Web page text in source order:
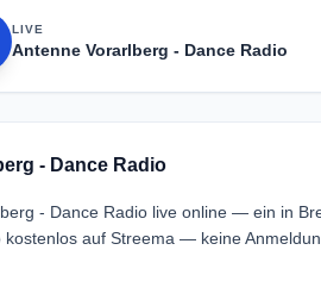
LIVE
Antenne Vorarlberg - Dance Radio
- Dance Radio
- Dance Radio live online — ein in
auf Streema — keine